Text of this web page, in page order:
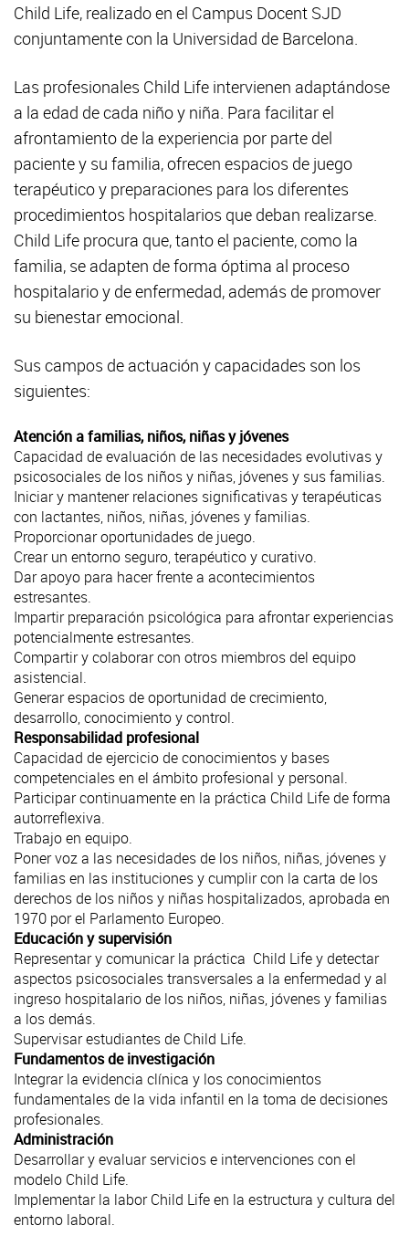
Child Life, realizado en el Campus Docent SJD
conjuntamente con la Universidad de Barcelona.
Las profesionales Child Life intervienen adaptándose
a la edad de cada niño y niña. Para facilitar el
afrontamiento de la experiencia por parte del
paciente y su familia, ofrecen espacios de juego
terapéutico y preparaciones para los diferentes
procedimientos hospitalarios que deban realizarse.
Child Life procura que, tanto el paciente, como la
familia, se adapten de forma óptima al proceso
hospitalario y de enfermedad, además de promover
su bienestar emocional.
Sus campos de actuación y capacidades son los
siguientes:
Atención a familias, niños, niñas y jóvenes
Capacidad de evaluación de las necesidades evolutivas y
psicosociales de los niños y niñas, jóvenes y sus familias.
Iniciar y mantener relaciones significativas y terapéuticas
con lactantes, niños, niñas, jóvenes y familias.
Proporcionar oportunidades de juego.
Crear un entorno seguro, terapéutico y curativo.
Dar apoyo para hacer frente a acontecimientos
estresantes.
Impartir preparación psicológica para afrontar experiencias
potencialmente estresantes.
Compartir y colaborar con otros miembros del equipo
asistencial.
Generar espacios de oportunidad de crecimiento,
desarrollo, conocimiento y control.
Responsabilidad profesional
Capacidad de ejercicio de conocimientos y bases
competenciales en el ámbito profesional y personal.
Participar continuamente en la práctica Child Life de forma
autorreflexiva.
Trabajo en equipo.
Poner voz a las necesidades de los niños, niñas, jóvenes y
familias en las instituciones y cumplir con la carta de los
derechos de los niños y niñas hospitalizados, aprobada en
1970 por el Parlamento Europeo.
Educación y supervisión
Representar y comunicar la práctica Child Life y detectar
aspectos psicosociales transversales a la enfermedad y al
ingreso hospitalario de los niños, niñas, jóvenes y familias
a los demás.
Supervisar estudiantes de Child Life.
Fundamentos de investigación
Integrar la evidencia clínica y los conocimientos
fundamentales de la vida infantil en la toma de decisiones
profesionales.
Administración
Desarrollar y evaluar servicios e intervenciones con el
modelo Child Life.
Implementar la labor Child Life en la estructura y cultura del
entorno laboral.